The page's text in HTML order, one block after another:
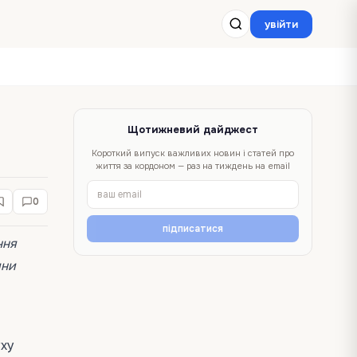
увійти
0
Щотижневий дайджест
Короткий випуск важливих новин і статей про
життя за кордоном — раз на тиждень на email
підписатися